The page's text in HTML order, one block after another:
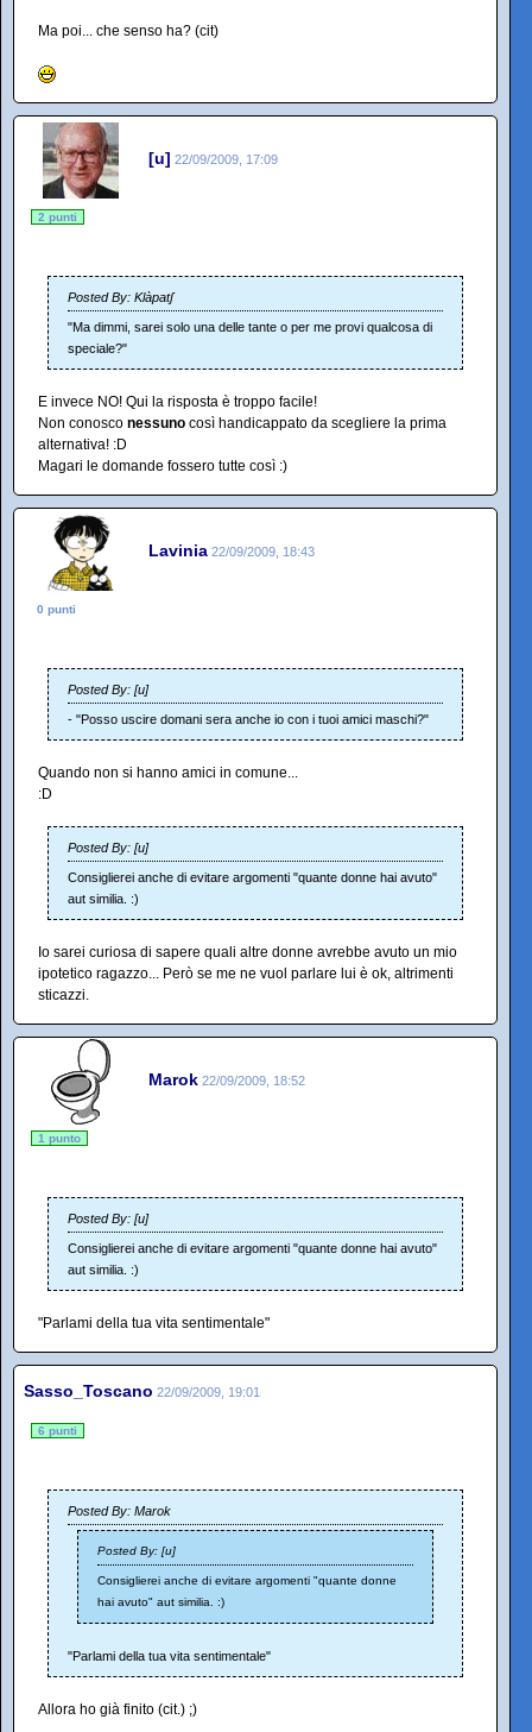
Ma poi... che senso ha? (cit)
[u] 22/09/2009, 17:09
2 punti
Posted By: Klàpatʃ
"Ma dimmi, sarei solo una delle tante o per me provi qualcosa di
speciale?"
E invece NO! Qui la risposta è troppo facile!
Non conosco nessuno così handicappato da scegliere la prima
alternativa! :D
Magari le domande fossero tutte così :)
Lavinia 22/09/2009, 18:43
0 punti
Posted By: [u]
- "Posso uscire domani sera anche io con i tuoi amici maschi?"
Quando non si hanno amici in comune...
:D
Posted By: [u]
Consiglierei anche di evitare argomenti "quante donne hai avuto"
aut similia. :)
Io sarei curiosa di sapere quali altre donne avrebbe avuto un mio
ipotetico ragazzo... Però se me ne vuol parlare lui è ok, altrimenti
sticazzi.
Marok 22/09/2009, 18:52
1 punto
Posted By: [u]
Consiglierei anche di evitare argomenti "quante donne hai avuto"
aut similia. :)
"Parlami della tua vita sentimentale"
Sasso_Toscano 22/09/2009, 19:01
6 punti
Posted By: Marok
Posted By: [u]
Consiglierei anche di evitare argomenti "quante donne
hai avuto" aut similia. :)
"Parlami della tua vita sentimentale"
Allora ho già finito (cit.) ;)